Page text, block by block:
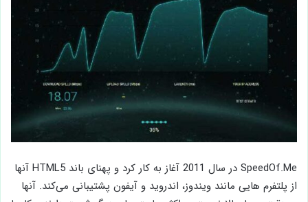
SpeedOf.Me در سال 2011 آغاز به کار کرد و پهنای باند HTML5 آنها
از پلتفرم هایی مانند ویندوز، اندروید و آیفون پشتیبانی می‌کند. آنها